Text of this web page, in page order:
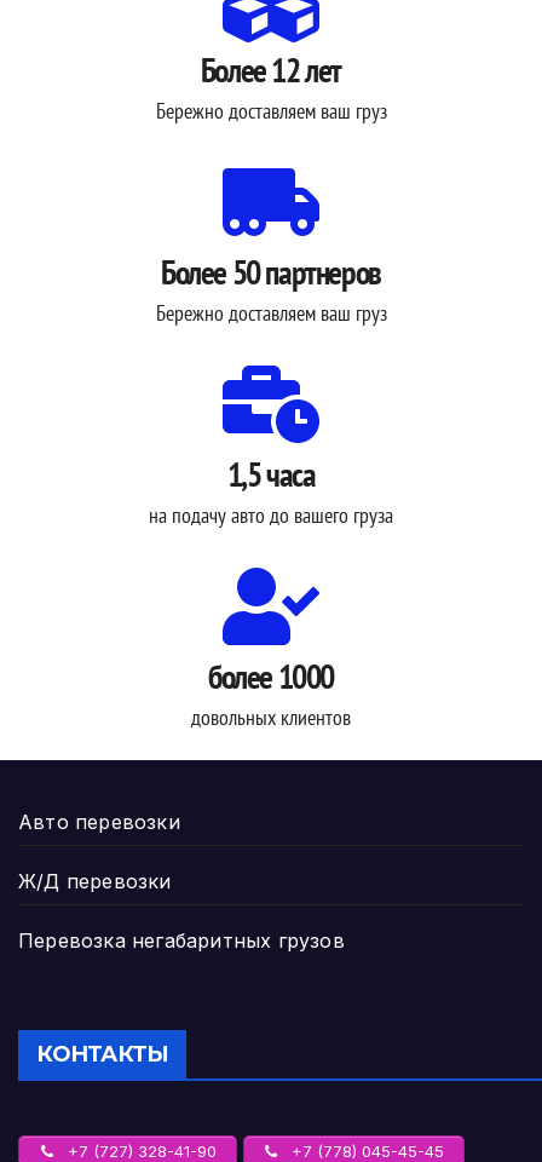
Более 12 лет
Бережно доставляем ваш груз
Более 50 партнеров
Бережно доставляем ваш груз
1,5 часа
на подачу авто до вашего груза
более 1000
довольных клиентов
Авто перевозки
Ж/Д перевозки
Перевозка негабаритных грузов
КОНТАКТЫ
+7 (727) 328-41-90 +7 (778) 045-45-45